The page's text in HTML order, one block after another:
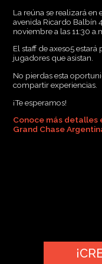
La reúna se realizará
avenida Ricardo Balbín
noviembre a las 11:30
El staff de axeso5
jugadores que asistan.
No pierdas esta
compartir experiencias.
¡Te esperamos!
Conoce más detalles
Grand Chase